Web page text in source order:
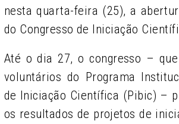
nesta quarta-feira (25), a
do Congresso de Iniciação
Até o dia 27, o congresso –
voluntários do Programa
de Iniciação Científica (Pibic) –
os resultados de projetos de